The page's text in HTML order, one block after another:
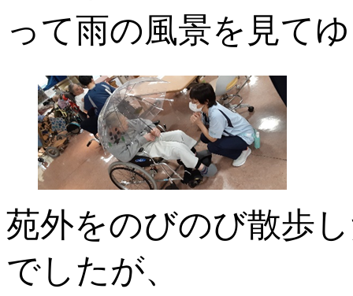
って雨の風景を見て
苑外をのびのび散歩
でしたが、